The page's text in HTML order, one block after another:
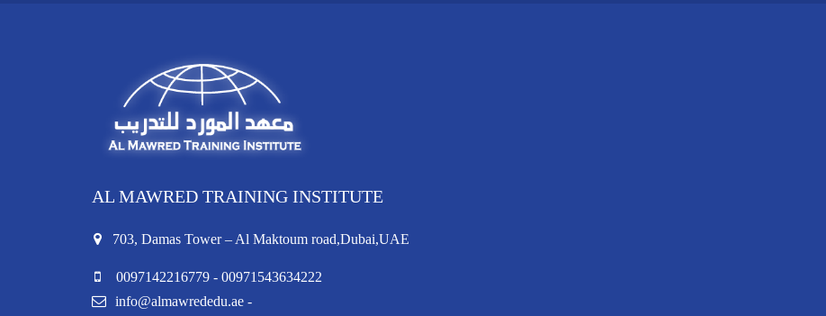
AL MAWRED TRAINING INSTITUTE
703, Damas Tower – Al Maktoum road,Dubai,UAE
0097142216779 - 00971543634222
info@almawrededu.ae -